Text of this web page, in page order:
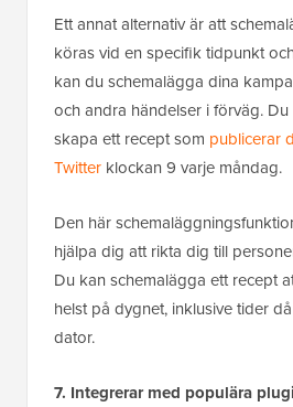
Ett annat alternativ är att
köras vid en specifik tidpunkt
kan du schemalägga dina
och andra händelser i förväg.
skapa ett recept som publicerar
Twitter klockan 9 varje måndag.
Den här
hjälpa dig att rikta dig till
Du kan schemalägga ett recept
helst på dygnet, inklusive tider
dator.
7. Integrerar med populära